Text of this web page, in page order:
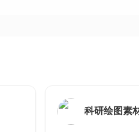
科研绘图素